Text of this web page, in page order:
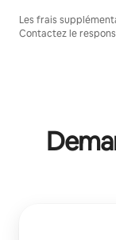
Les frais
Contactez le